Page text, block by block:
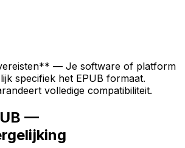
— Je software of platform
specifiek het EPUB formaat.
volledige compatibiliteit.
—